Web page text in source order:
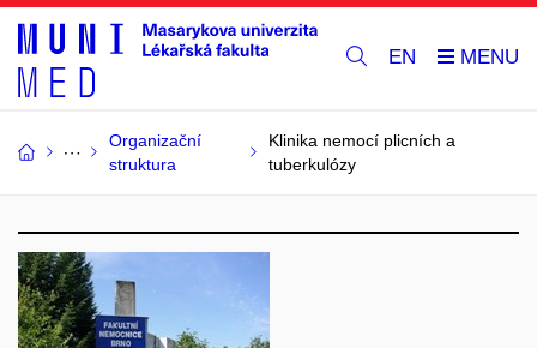
EN
Organizační
struktura
Klinika nemocí plicních a
tuberkulózy